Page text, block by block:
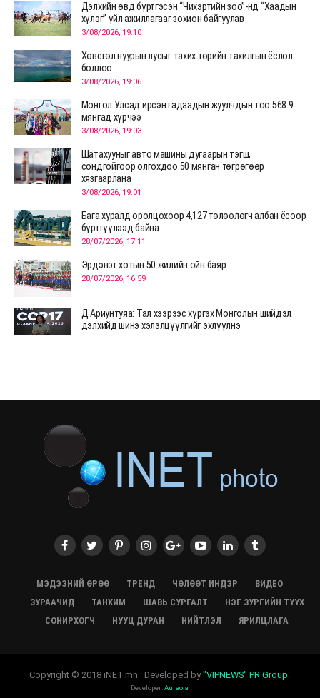
Дэлхийн өвд бүртгэсэн “Чихэртийн зоо”-нд “Хаадын
хүлэг” үйл ажиллагааг зохион байгуулав
3/08/2026, 19:10
Хөвсгөл нуурын лусыг тахих төрийн тахилгын ёслол
боллоо
3/08/2026, 19:06
Монгол Улсад ирсэн гадаадын жуулчдын тоо 568.9
мянгад хүрчээ
3/08/2026, 19:03
Шатахууныг авто машины дугаарын тэгш,
сондгойгоор олгохдоо 50 мянган төгрөгөөр
хязгаарлана
3/08/2026, 19:01
Бага хуралд оролцохоор 4,127 төлөөлөгч албан ёсоор
бүртгүүлээд байна
28/07/2026, 17:11
Эрдэнэт хотын 50 жилийн ойн баяр
28/07/2026, 16:59
Д.Ариунтуяа: Тал хээрээс хүргэх Монголын шийдэл
дэлхийд шинэ хэлэлцүүлгийг эхлүүлнэ
28/07/2026, 12:04
ХӨВСГӨЛ Нутгийн зөвлөлөөс МУАЖ Д.Цэрэндарьзавт
2 өрөө байр олгоно
20/07/2026, 19:22
20/07/2026, 19:21
хийхээр хүрэлцэн ирлээ
Испанийн шигшээ баг ДАШТ-д хоёр дахь удаагаа
үзэсгэлэн нээгдлээ
20/07/2026, 16:20
МЭДЭЭНИЙ ӨРӨӨ ТРЕНД ЧӨЛӨӨТ ИНДЭР
ВИДЕО
ЗУРААЧИД
ТАНХИМ ШАВЬ СУРГАЛТ
НЭГ ЗУРГИЙН ТҮҮХ
СОНИРХОГЧ
НУУЦ ДУРАН НИЙТЛЭЛ ЯРИЛЦЛАГА
Copyright © 2018 iNET.mn : Developed by"VIPNEWS" PR Group.
Developer:Aureola